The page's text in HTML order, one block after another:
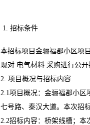
1. 招标条件
本招标项目金骊福郡小区项
现对 电气材料 采购进行公开
2. 项目概况与招标内容
2.1项目概况：金骊福郡小
七号路、秦汉大道。本次招
2.2招标内容：桥架线槽；本